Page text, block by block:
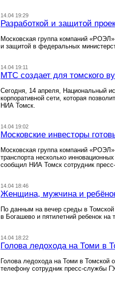
14.04 19:29
Разработкой и защитой
Московская группа компаний «РОЭЛ»
и защитой в федеральных
14.04 19:11
МТС создает для томского
Сегодня, 14 апреля, Национальный
корпоративной сети, которая
НИА Томск.
14.04 19:02
Московские инвесторы
Московская группа компаний
транспорта несколько
сообщил НИА Томск сотрудник
14.04 18:46
Женщина, мужчина и
По данным на вечер среды в
в Богашево и пятилетний ребенок на
14.04 18:22
Голова ледохода на Томи в
Голова ледохода на Томи в Томской
телефону сотрудник пресс-службы